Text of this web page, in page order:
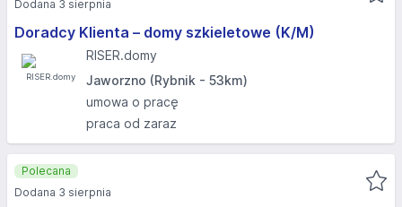
Doradcy Klienta – domy szkieletowe (K/M)
RISER.domy
Jaworzno (Rybnik - 53km)
umowa o pracę
praca od zaraz
Dodana 3 sierpnia
Polecana
Dodana 3 sierpnia